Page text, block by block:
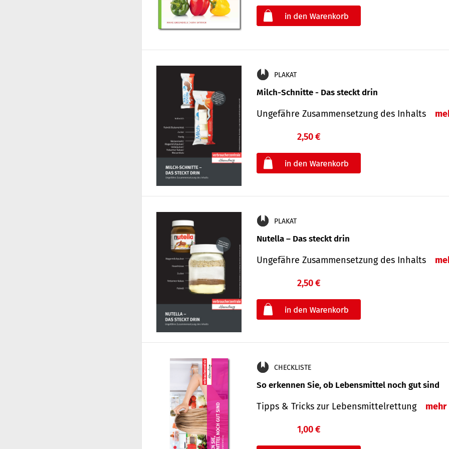
PLAKAT
Milch-Schnitte - Das steckt drin
Ungefähre Zu­sammen­setzung des Inhalts
2,50 €
PLAKAT
Nutella – Das steckt drin
Ungefähre Zusammensetzung des Inhalts
2,50 €
CHECKLISTE
So erkennen Sie, ob Lebensmittel noch gut sind
Tipps & Tricks zur Lebensmittelrettung mehr
1,00 €